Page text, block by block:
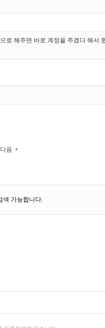
로 해주면 바로 계정을 주겠다 해서
다음
색 가능합니다.